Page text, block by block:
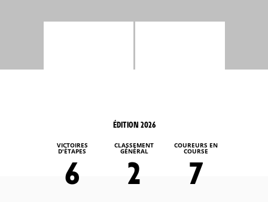
ÉDITION 2026
VICTOIRES
D'ÉTAPES
6
CLASSEMENT
GÉNÉRAL
2
COUREURS EN
COURSE
7